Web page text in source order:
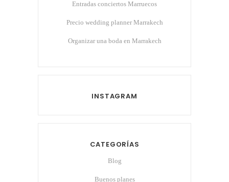
Entradas conciertos Marruecos
Precio wedding planner Marrakech
Organizar una boda en Marrakech
INSTAGRAM
CATEGORÍAS
Blog
Buenos planes